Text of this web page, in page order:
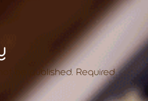
be published. Required